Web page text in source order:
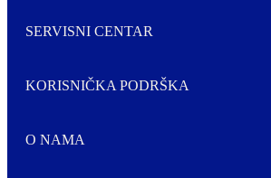
SERVISNI CENTAR
KORISNIČKA PODRŠKA
O NAMA